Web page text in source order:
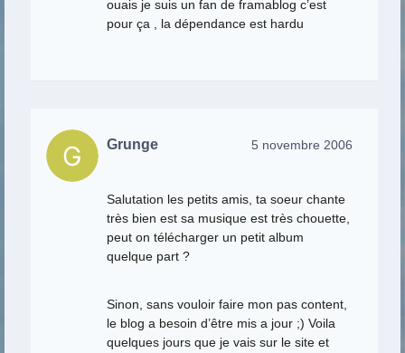
ouais je suis un fan de framablog c’est
pour ça , la dépendance est hardu
Grunge 5 novembre 2006
Salutation les petits amis, ta soeur chante
très bien est sa musique est très chouette,
peut on télécharger un petit album
quelque part ?
Sinon, sans vouloir faire mon pas content,
le blog a besoin d’être mis a jour ;) Voila
quelques jours que je vais sur le site et